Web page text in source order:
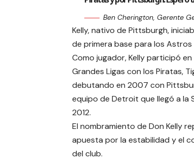
Ben Cherington, Gerente
Kelly, nativo de Pittsburgh,
de primera base para los Astros
Como jugador, Kelly participó
Grandes Ligas con los Piratas,
debutando en 2007 con
equipo de Detroit que llegó a la
2012.
El nombramiento de Don Kelly
apuesta por la estabilidad y el
del club.